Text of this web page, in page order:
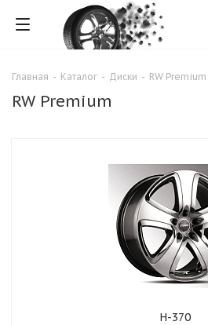
Главная - Каталог - Диски - RW Premium
RW Premium
Н-370